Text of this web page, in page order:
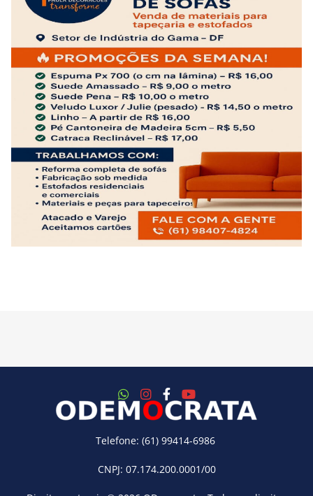
Telefone: (61) 99414-6986
CNPJ: 07.174.200.0001/00